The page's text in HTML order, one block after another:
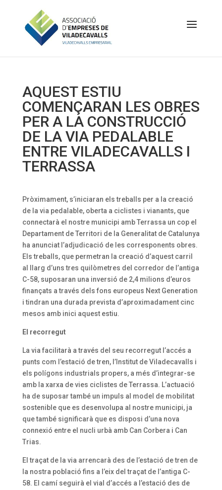
AQUEST ESTIU
COMENÇARAN LES OBRES
PER A LA CONSTRUCCIÓ
DE LA VIA PEDALABLE
ENTRE VILADECAVALLS I
TERRASSA
Pròximament, s’iniciaran els treballs per a la creació
de la via pedalable, oberta a ciclistes i vianants, que
connectarà el nostre municipi amb Terrassa un cop el
Departament de Territori de la Generalitat de Catalunya
ha anunciat l’adjudicació de les corresponents obres.
Els treballs, que permetran la creació d’aquest carril
al llarg d’uns tres quilòmetres del corredor de l’antiga
C-58, suposaran una inversió de 2,4 milions d’euros
finançats a través dels fons europeus Next Generation
i tindran una durada prevista d’aproximadament cinc
mesos amb inici aquest estiu.
El recorregut
La via facilitarà a través del seu recorregut l’accés a
punts com l’estació de tren, l’Institut de Viladecavalls i
els polígons industrials propers, a més d’integrar-se
amb la xarxa de vies ciclistes de Terrassa. L’actuació
ha de suposar també un impuls al model de mobilitat
sostenible que es desenvolupa al nostre municipi, ja
que també significarà que es disposi d’una nova
connexió entre el nucli urbà amb Can Corbera i Can
Trias.
El traçat de la via arrencarà des de l’estació de tren de
la nostra població fins a l’eix del traçat de l’antiga C-
58. El camí seguirà el vial d’accés a l’estació des de